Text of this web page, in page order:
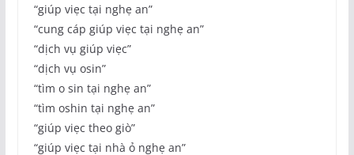
“giúp viẹc tại nghẹ an”
“cung cáp giúp viẹc tại nghẹ an”
“dịch vụ giúp viẹc”
“dịch vụ osin”
“tìm o sin tại nghẹ an”
“tìm oshin tại nghẹ an”
“giúp viẹc theo giò”
“giúp viẹc tại nhà ỏ nghẹ an”